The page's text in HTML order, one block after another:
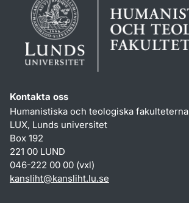
Kontakta oss
Humanistiska och teologiska fakulteterna
LUX, Lunds universitet
Box 192
221 00 LUND
046-222 00 00 (vxl)
kansliht@kansliht.lu.se